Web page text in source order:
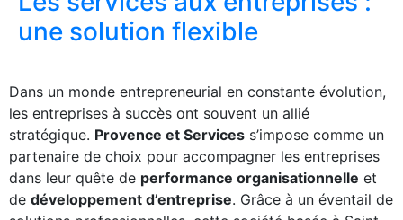
Dans un monde entrepreneurial en constante évolution,
les entreprises à succès ont souvent un allié
stratégique. Provence et Services s’impose comme un
partenaire de choix pour accompagner les entreprises
dans leur quête de performance organisationnelle et
de développement d’entreprise. Grâce à un éventail de
une solution flexible